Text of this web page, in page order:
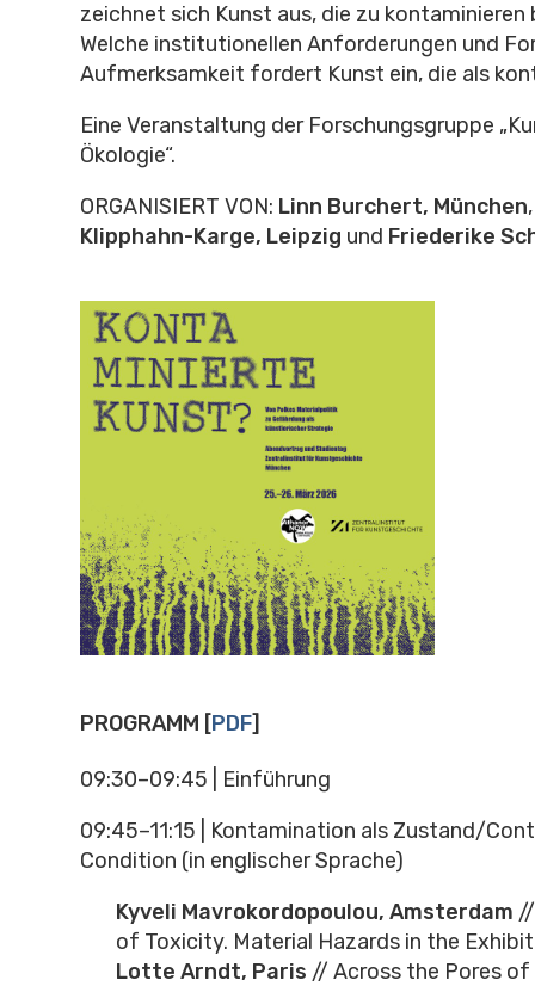
zeichnet sich Kunst aus, die zu
Welche institutionellen Anforderungen und
Aufmerksamkeit fordert Kunst ein, die als
Eine Veranstaltung der Forschungsgruppe
Ökologie“.
ORGANISIERT VON: Linn Burchert, München
Klipphahn-Karge, Leipzig und Friederike
PROGRAMM [PDF]
09:30–09:45 | Einführung
09:45–11:15 | Kontamination als Zustand/
Condition (in englischer Sprache)
Kyveli Mavrokordopoulou, Amsterdam
of Toxicity. Material Hazards in the
Lotte Arndt, Paris // Across the Pores of